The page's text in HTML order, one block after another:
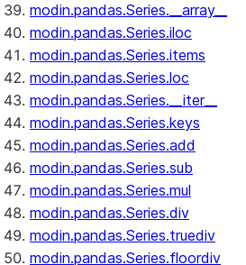
modin.pandas.Series.__array__
modin.pandas.Series.iloc
modin.pandas.Series.items
modin.pandas.Series.loc
modin.pandas.Series.__iter__
modin.pandas.Series.keys
modin.pandas.Series.add
modin.pandas.Series.sub
modin.pandas.Series.mul
modin.pandas.Series.div
modin.pandas.Series.truediv
modin.pandas.Series.floordiv